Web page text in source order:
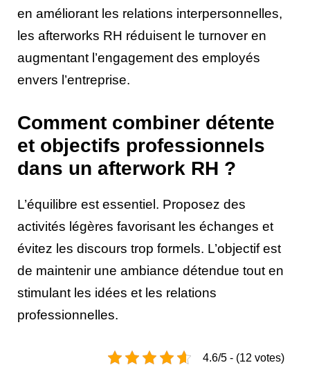
en améliorant les relations interpersonnelles,
les afterworks RH réduisent le turnover en
augmentant l’engagement des employés
envers l’entreprise.
Comment combiner détente
et objectifs professionnels
dans un afterwork RH ?
L’équilibre est essentiel. Proposez des
activités légères favorisant les échanges et
évitez les discours trop formels. L’objectif est
de maintenir une ambiance détendue tout en
stimulant les idées et les relations
professionnelles.
4.6/5 - (12 votes)